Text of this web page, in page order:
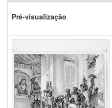
Pré-visualização